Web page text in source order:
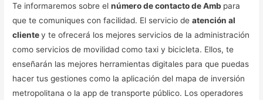
Te informaremos sobre elnúmero de contacto de Amb para
que te comuniques con facilidad. El servicio deatención al
clientey te ofrecerá los mejores servicios de la administración
como servicios de movilidad como taxi y bicicleta. Ellos, te
enseñarán las mejores herramientas digitales para que puedas
hacer tus gestiones como la aplicación del mapa de inversión
metropolitana o la app de transporte público. Los operadores